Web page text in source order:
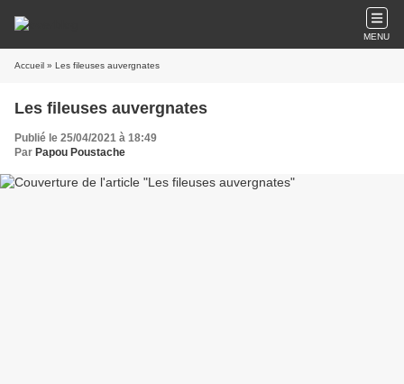
MENU
Accueil » Les fileuses auvergnates
Les fileuses auvergnates
Publié le 25/04/2021 à 18:49
Par Papou Poustache